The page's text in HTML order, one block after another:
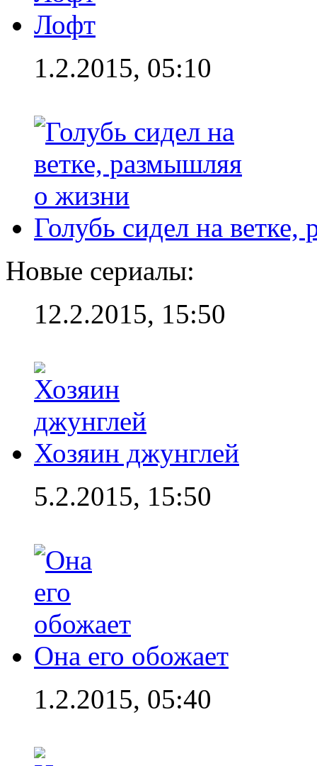
Лофт
1.2.2015, 05:10
Голубь сидел на
Новые сериалы:
12.2.2015, 15:50
Хозяин джунглей
5.2.2015, 15:50
Она его обожает
1.2.2015, 05:40